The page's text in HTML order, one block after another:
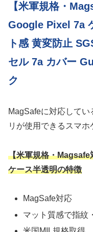
【米軍規格・
Google Pixel 7a
ト感 黄変防止
セル 7a カバー
ク
MagSafeに対応して
リが使用できるスマホ
【米軍規格・
ケース半透明の特徴
MagSafe対応
マット質感で指紋